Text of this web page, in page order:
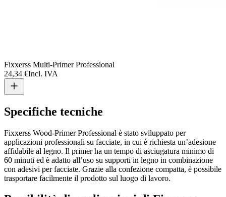
Fixxerss Multi-Primer Professional
24,34 €Incl. IVA
Specifiche tecniche
Fixxerss Wood-Primer Professional è stato sviluppato per
applicazioni professionali su facciate, in cui è richiesta un’adesione
affidabile al legno. Il primer ha un tempo di asciugatura minimo di
60 minuti ed è adatto all’uso su supporti in legno in combinazione
con adesivi per facciate. Grazie alla confezione compatta, è possibile
trasportare facilmente il prodotto sul luogo di lavoro.